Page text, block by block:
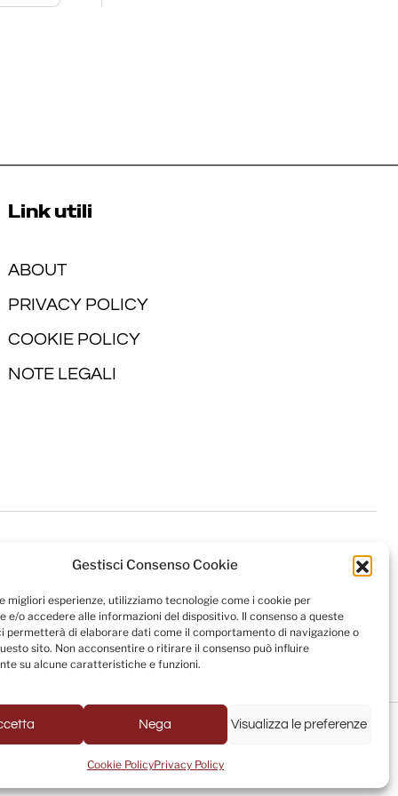
Gestisci Consenso Cookie
migliori esperienze, utilizziamo tecnologie come i cookie per
e/o accedere alle informazioni del dispositivo. Il consenso a queste
permetterà di elaborare dati come il comportamento di navigazione o
sito. Non acconsentire o ritirare il consenso può influire
su alcune caratteristiche e funzioni.
Nega Visualizza le preferenze
Cookie PolicyPrivacy Policy
Link utili
ABOUT
PRIVACY POLICY
COOKIE POLICY
NOTE LEGALI
Powered by USB S.p.A. - Società Benefit